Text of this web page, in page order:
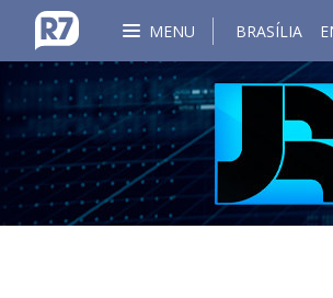
MENU BRASÍLIA